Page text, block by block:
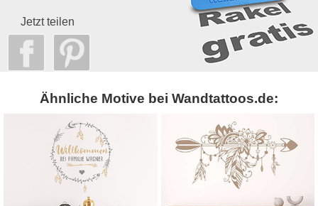
Jetzt teilen
Ähnliche Motive bei Wandtattoos.de: